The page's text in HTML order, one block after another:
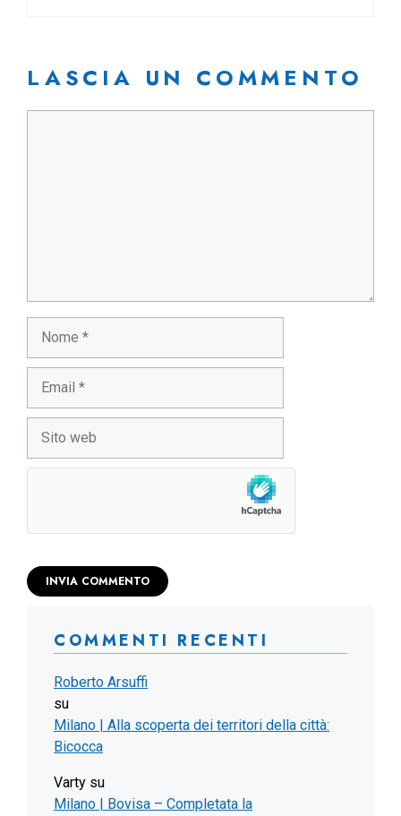
LASCIA UN COMMENTO
COMMENTI RECENTI
Roberto Arsuffi
su
Milano | Alla scoperta dei territori della città:
Bicocca
Varty su
Milano | Bovisa – Completata la